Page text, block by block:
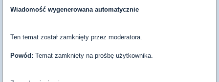
Wiadomość wygenerowana automatycznie
Ten temat został zamknięty przez moderatora.
Powód: Temat zamknięty na prośbę użytkownika.